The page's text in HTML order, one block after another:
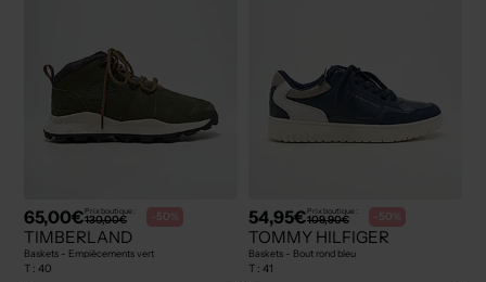
65,00€Prix boutique :
130,00€ -50%
TIMBERLAND
Baskets - Empiècements vert
T : 40
54,95€Prix boutique :
109,90€ -50%
TOMMY HILFIGER
Baskets - Bout rond bleu
T : 41